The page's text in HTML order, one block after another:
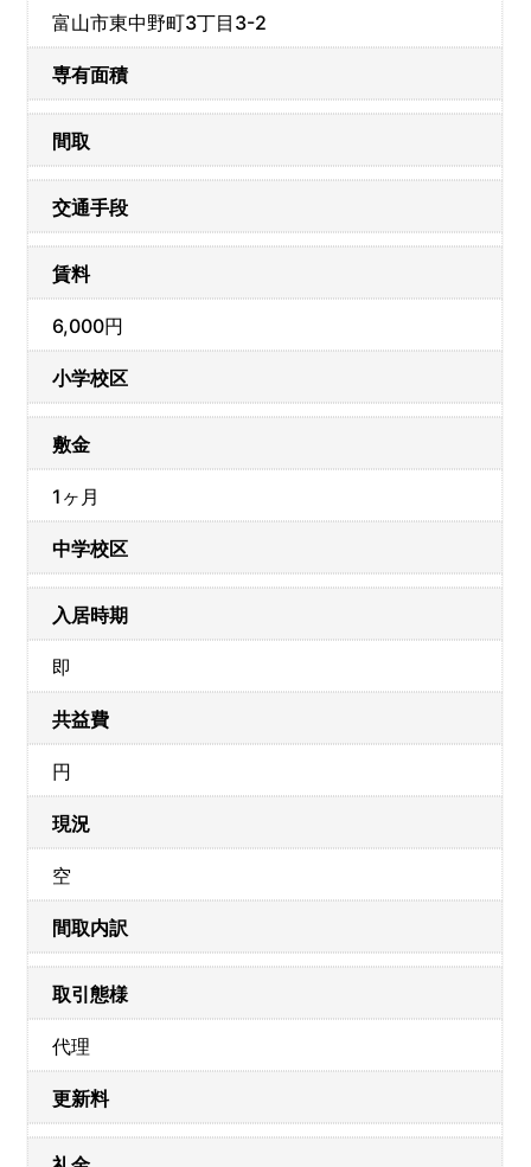
富山市東中野町3丁目3-2
専有面積
間取
交通手段
賃料
6,000円
小学校区
敷金
1ヶ月
中学校区
入居時期
即
共益費
円
現況
空
間取内訳
取引態様
代理
更新料